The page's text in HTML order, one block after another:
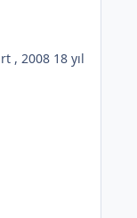
, 2008 18 yıl